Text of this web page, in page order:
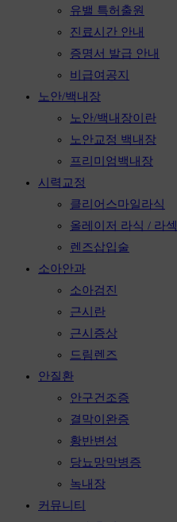
유밸 특허출원
진료시간 안내
증명서 발급 안내
비급여공지
노안/백내장
노안/백내장이란
노안교정 백내장
프리미엄백내장
시력교정
클리어스마일라식
올레이저 라식 / 라섹
렌즈삽입술
소아안과
소아검진
근시란
근시증상
드림렌즈
안질환
안구건조증
결막이완증
황반변성
당뇨망막병증
녹내장
커뮤니티